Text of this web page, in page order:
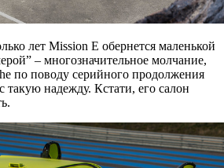
лет Mission E обернется маленькой
– многозначительное молчание,
по поводу серийного продолжения
такую надежду. Кстати, его салон